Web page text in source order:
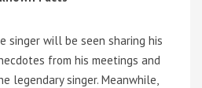
singer will be seen sharing his
from his meetings and
legendary singer. Meanwhile,